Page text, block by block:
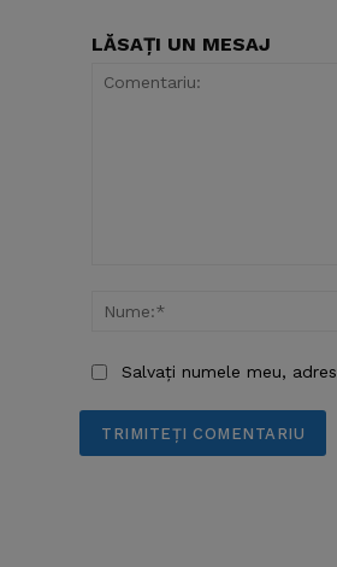
LĂSAȚI UN MESAJ
Salvați numele meu,